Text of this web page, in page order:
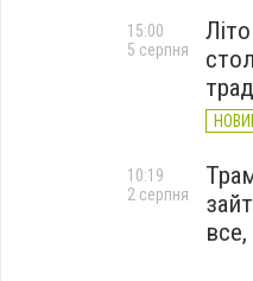
15:00
5 серпня
10:19
2 серпня